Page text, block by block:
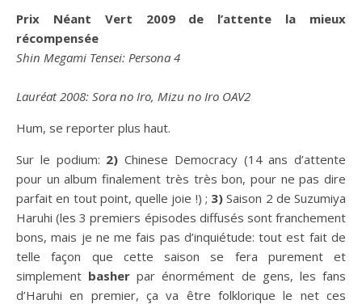
Prix Néant Vert 2009 de l’attente la mieux
récompensée
Shin Megami Tensei: Persona 4
Lauréat 2008: Sora no Iro, Mizu no Iro OAV2
Hum, se reporter plus haut.
Sur le podium: 2) Chinese Democracy (14 ans d’attente
pour un album finalement très très bon, pour ne pas dire
parfait en tout point, quelle joie !) ; 3) Saison 2 de Suzumiya
Haruhi (les 3 premiers épisodes diffusés sont franchement
bons, mais je ne me fais pas d’inquiétude: tout est fait de
telle façon que cette saison se fera purement et
simplement basher par énormément de gens, les fans
d’Haruhi en premier, ça va être folklorique le net ces